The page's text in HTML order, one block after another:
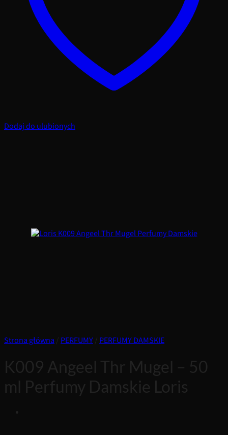
Dodaj do ulubionych
Strona główna PERFUMY PERFUMY DAMSKIE
K009 Angeel Thr Mugel – 50
ml Perfumy Damskie Loris